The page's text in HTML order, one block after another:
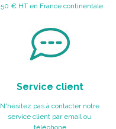
€ HT en France continentale
Service client
N'hésitez pas à contacter notre
service client par email ou
téléphone